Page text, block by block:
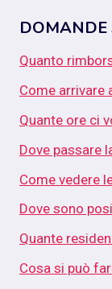
DOMANDE
Quanto
Come arrivare
Quante ore ci
Dove passare
Come vedere
Dove sono
Quante
Cosa si può